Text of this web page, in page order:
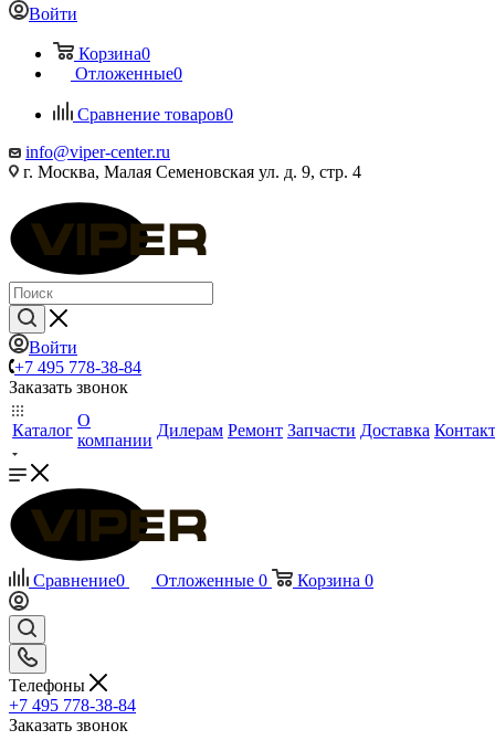
Войти
Корзина0
Отложенные0
Сравнение товаров0
info@viper-center.ru
г. Москва, Малая Семеновская ул. д. 9, стр. 4
Войти
+7 495 778-38-84
Заказать звонок
Каталог
О
компании
Дилерам Ремонт Запчасти Доставка
Сравнение0 Отложенные 0 Корзина 0
Телефоны
+7 495 778-38-84
Заказать звонок